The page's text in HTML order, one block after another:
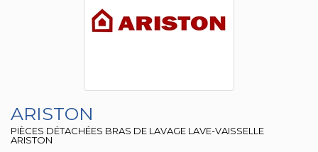
ARISTON
PIÈCES DÉTACHÉES BRAS DE LAVAGE LAVE-VAISSELLE
ARISTON